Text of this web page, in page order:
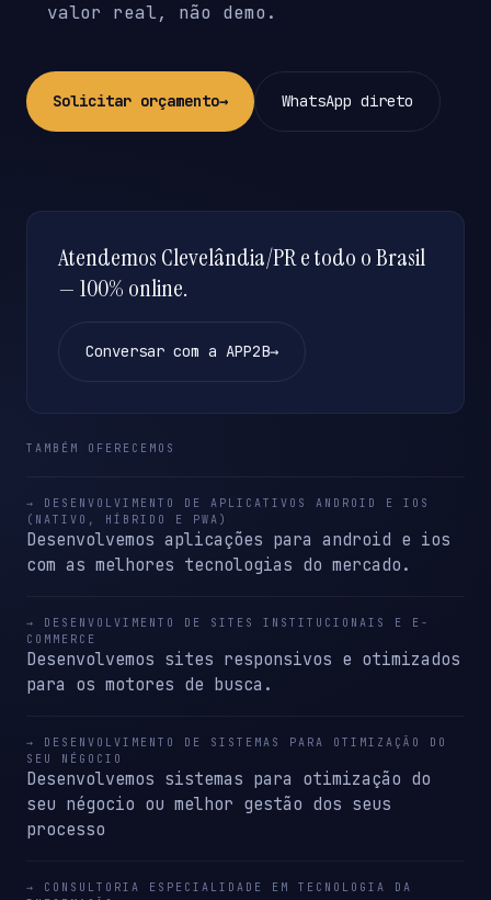
valor real, não demo.
Solicitar orçamento→ WhatsApp direto
Atendemos Clevelândia/PR e todo o Brasil
— 100% online.
Conversar com a APP2B→
TAMBÉM OFERECEMOS
→ DESENVOLVIMENTO DE APLICATIVOS ANDROID E IOS
(NATIVO, HÍBRIDO E PWA)
Desenvolvemos aplicações para android e ios
com as melhores tecnologias do mercado.
→ DESENVOLVIMENTO DE SITES INSTITUCIONAIS E E-
COMMERCE
Desenvolvemos sites responsivos e otimizados
para os motores de busca.
→ DESENVOLVIMENTO DE SISTEMAS PARA OTIMIZAÇÃO DO
SEU NÉGOCIO
Desenvolvemos sistemas para otimização do
seu négocio ou melhor gestão dos seus
processo
→ CONSULTORIA ESPECIALIDADE EM TECNOLOGIA DA